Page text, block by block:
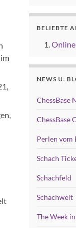
BELIEBTE
NEWS U.
ChessBase
ChessBase
Perlen vom
Schach
Schachfeld
Schachwelt
The Week